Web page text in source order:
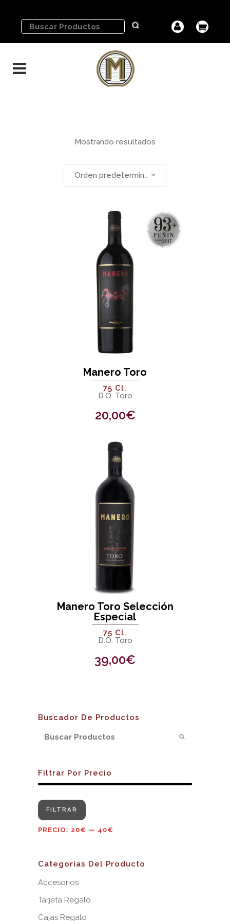
Mostrando resultados
Orden predeterminado
Manero Toro
75 Cl.
D.O. Toro
20,00€
Manero Toro Selección
Especial
75 Cl.
D.O. Toro
39,00€
Buscador De Productos
Filtrar Por Precio
Precio
mínimo
Precio
máximo
FILTRAR
PRECIO: 20€ — 40€
Categorías Del Producto
Accesorios
Tarjeta Regalo
Cajas Regalo